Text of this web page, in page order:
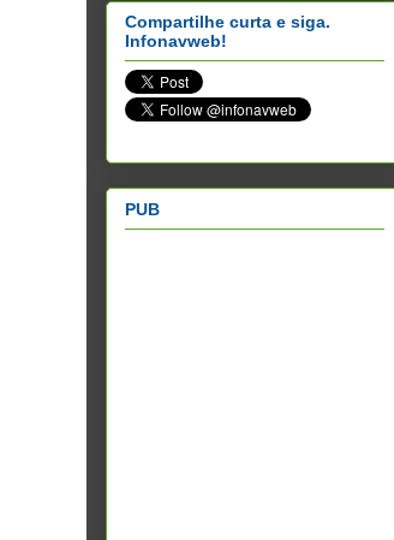
Compartilhe curta e siga.
Infonavweb!
PUB